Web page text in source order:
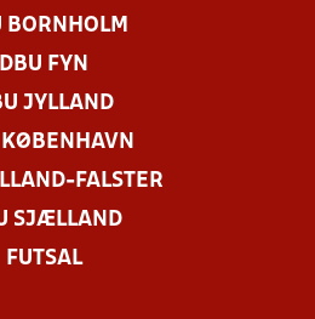
BORNHOLM
DBU FYN
JYLLAND
KØBENHAVN
FALSTER
SJÆLLAND
FUTSAL